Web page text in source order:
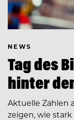
NEWS
Tag des
hinter
Aktuelle Zahlen
zeigen, wie